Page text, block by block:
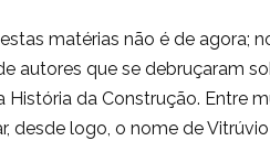
matérias não é de agora;
autores que se debruçaram
da Construção. Entre
desde logo, o nome de